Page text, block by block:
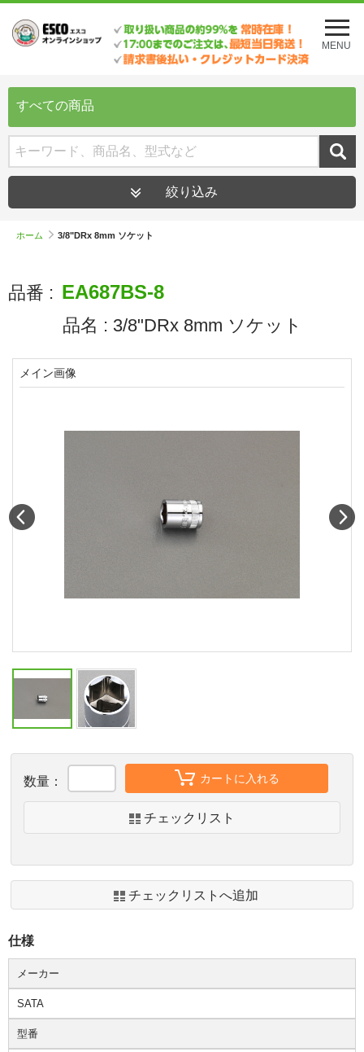
メ
ニ
ュ
を
MENU
すべての商品
絞り込み
ホーム 3/8"DRx 8mm ソケット
品番 : EA687BS-8
品名 : 3/8"DRx 8mm ソケット
数量： カートに入れる
チェックリスト
チェックリストへ追加
仕様
メーカー
SATA
型番
メイン画像